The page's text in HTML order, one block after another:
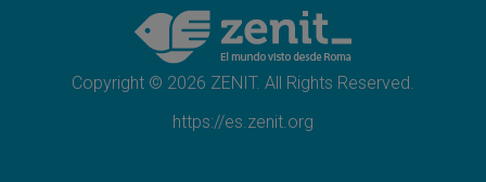
Tagle: La guerra desfigura el mundo, solo la
revelación de Dios lo transfigura
Copyright © 2026 ZENIT. All Rights Reserved.
https://es.zenit.org